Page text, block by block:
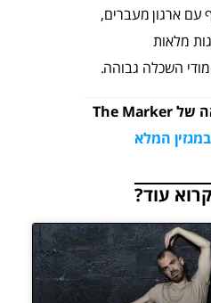
ארגון מעברים,
מלאות
השכלה גבוהה.
פורסם במוסף הכלכלה הגאה של The Marker
המלא
עוד?